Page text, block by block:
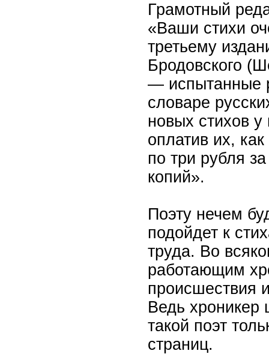
Грамотный
«Ваши стихи
третьему
Бродовского
— испытанные
словаре
новых стихов
оплатив их,
по три рубля
копий».
Поэту нечем
подойдет к
труда. Во
работающим
происшествия
Ведь
такой поэт
страниц.